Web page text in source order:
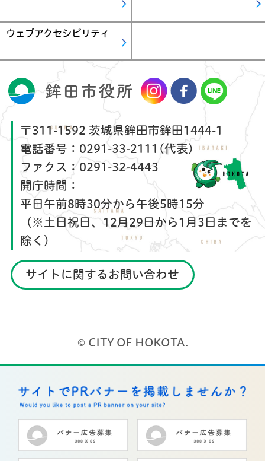
ウェブアクセシビリティ
〒311-1592 茨城県鉾田市鉾田1444-1
電話番号： 0291-33-2111(代表)
ファクス： 0291-32-4443
開庁時間：
平日午前8時30分から午後5時15分
（※土日祝日、12月29日から1月3日までを
除く）
サイトに関するお問い合わせ
© CITY OF HOKOTA.